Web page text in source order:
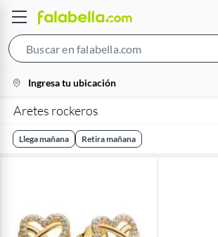
Bar
location-
icon
Ingresa tu ubicación
Aretes rockeros
Llega mañana Retira mañana